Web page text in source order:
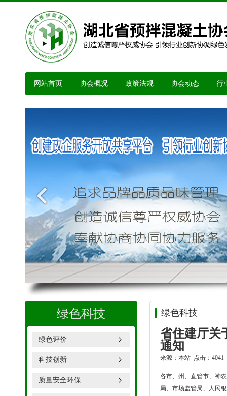
网站首页 协会概况 政策法规 协会动态 行
绿色科技
绿色评价
科技创新
质量安全环保
绿色科技
省住建厅关
通知
来源：本站 点击：4041
各市、州、直管市、神
局、市场监管局、人民